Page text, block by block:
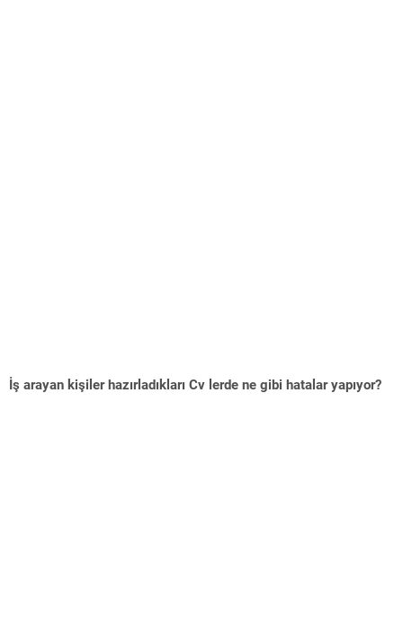
İş arayan kişiler hazırladıkları Cv lerde ne gibi hatalar yapıyor?